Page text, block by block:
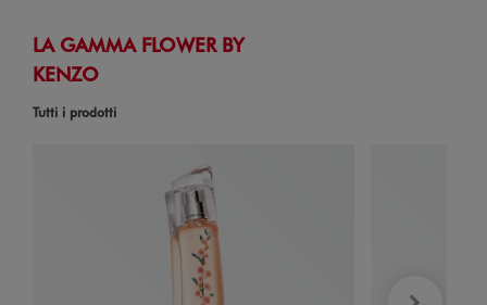
LA GAMMA FLOWER BY
KENZO
Tutti i prodotti